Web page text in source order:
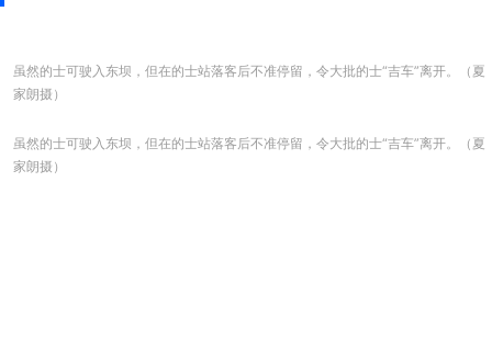
虽然的士可驶入东坝，但在的士站落客后不准停留，令大批的士“吉车”离开。（夏
家朗摄）
虽然的士可驶入东坝，但在的士站落客后不准停留，令大批的士“吉车”离开。（夏
家朗摄）